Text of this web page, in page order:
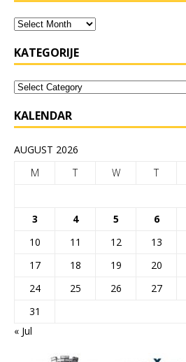
KATEGORIJE
KALENDAR
AUGUST 2026
M
T W T
3
4 5 6
10
11 12 13
17
18 19 20
24
25 26 27
31
« Jul